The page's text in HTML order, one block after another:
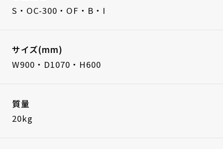
S・OC-300・OF・B・I
サイズ(mm)
W900・D1070・H600
質量
20kg